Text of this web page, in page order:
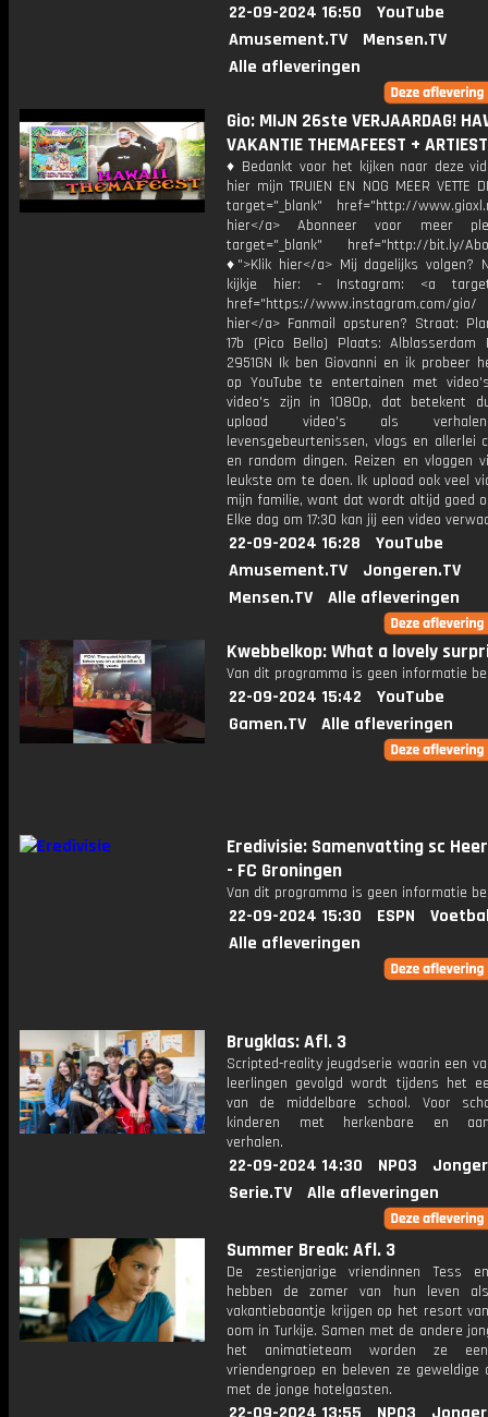
22-09-2024 16:50
YouTube
Amusement.TV
Mensen.TV
Alle afleveringen
Gio: MIJN 26ste VERJAARDAG!
VAKANTIE THEMAFEEST +
♦ Bedankt voor het kijken naar deze
hier mijn TRUIEN EN NOG MEER VETTE
target="_blank" href="http://
hier</a> Abonneer voor meer
target="_blank" href="http://bit.ly/
♦">Klik hier</a> Mij dagelijks volgen?
kijkje hier: - Instagram: <a
href="https://www.instagram.com/
hier</a> Fanmail opsturen? Straat:
17b (Pico Bello) Plaats: Alblasserdam
2951GN Ik ben Giovanni en ik probeer
op YouTube te entertainen met
video's zijn in 1080p, dat betekent
upload video's als
levensgebeurtenissen, vlogs en allerlei
en random dingen. Reizen en vloggen
leukste om te doen. Ik upload ook veel
mijn familie, want dat wordt altijd goed
Elke dag om 17:30 kan jij een video
22-09-2024 16:28
YouTube
Amusement.TV
Jongeren.TV
Mensen.TV
Alle afleveringen
Kwebbelkop: What a lovely
Van dit programma is geen informatie
22-09-2024 15:42
YouTube
Gamen.TV
Alle afleveringen
Eredivisie: Samenvatting sc
- FC Groningen
Van dit programma is geen informatie
22-09-2024 15:30 ESPN
Alle afleveringen
Brugklas: Afl. 3
Scripted-reality jeugdserie waarin een
leerlingen gevolgd wordt tijdens het
van de middelbare school. Voor
kinderen met herkenbare en
verhalen.
22-09-2024 14:30 NPO3
Serie.TV
Alle afleveringen
Summer Break: Afl. 3
De zestienjarige vriendinnen Tess
hebben de zomer van hun leven
vakantiebaantje krijgen op het resort
oom in Turkije. Samen met de andere
het animatieteam worden ze
vriendengroep en beleven ze geweldige
met de jonge hotelgasten.